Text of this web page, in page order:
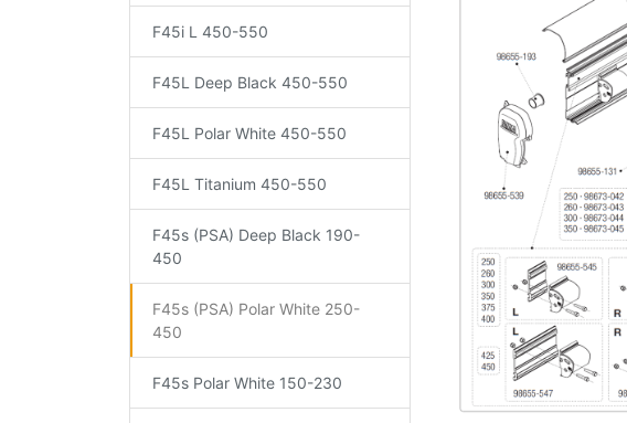
F45i L 450-550
F45L Deep Black 450-550
F45L Polar White 450-550
F45L Titanium 450-550
F45s (PSA) Deep Black 190-
450
F45s (PSA) Polar White 250-
450
F45s Polar White 150-230